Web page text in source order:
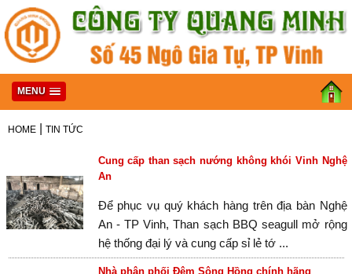
MENU
HOME| TIN TỨC
Cung cấp than sạch nướng không khói Vinh Nghệ
An
Để phục vụ quý khách hàng trên địa bàn Nghệ
An - TP Vinh, Than sạch BBQ seagull mở rộng
hệ thống đại lý và cung cấp sỉ lẻ tớ ...
Nhà phân phối Đệm Sông Hồng chính hãng